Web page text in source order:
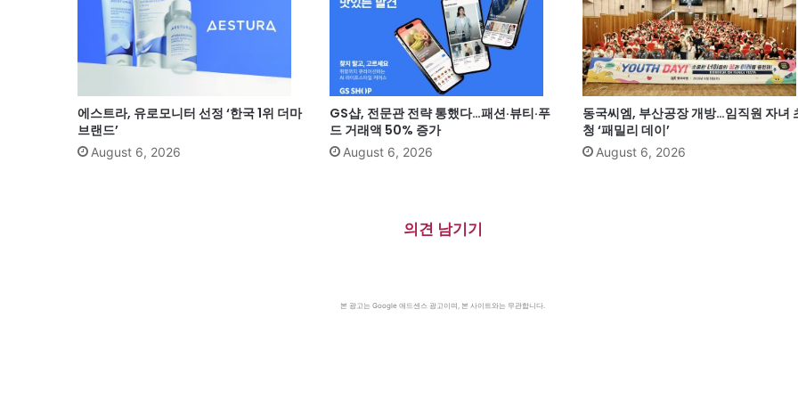
에스트라, 유로모니터 선정 ‘한국 1위 더마
브랜드’
August 6, 2026
GS샵, 전문관 전략 통했다…패션·뷰티·푸
드 거래액 50% 증가
August 6, 2026
동국씨엠, 부산공장 개방…임직원 자녀
청 ‘패밀리 데이’
August 6, 2026
의견 남기기
본 광고는 Google 애드센스 광고이며, 본 사이트와는 무관합니다.